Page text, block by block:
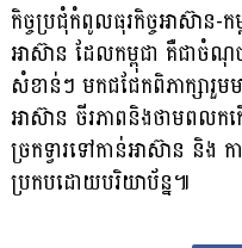
កិច្ចប្រជុំកំពូលធុរកិច្ចអាស៊ាន
អាស៊ាន ដែលកម្ពុជា គឺជាចំ
សំខាន់ៗ មកជជែកពិភាក្សារួ
អាស៊ាន ចីរភាពនិងថាមពលក
ច្រកទ្វារទៅកាន់អាស៊ាន និង ក
ប្រកបដោយបរិយាប័ន្ន៕